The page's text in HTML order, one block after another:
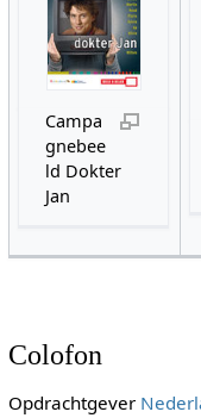
Campa
gnebee
ld Dokter
Jan
Colofon
Opdrachtgever